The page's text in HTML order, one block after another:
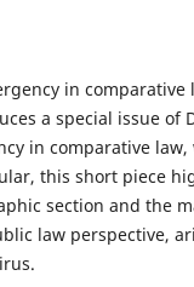
in comparative
a special issue of
in comparative
this short piece
section and the
law perspective,